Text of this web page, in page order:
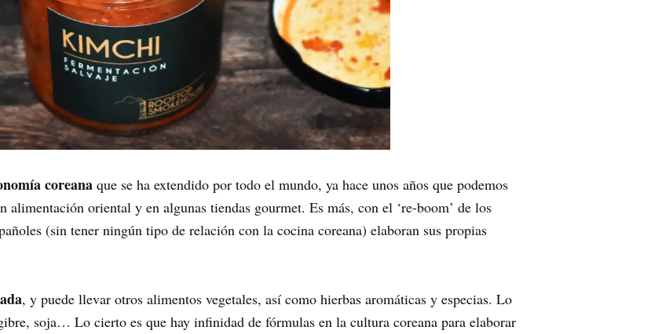
coreana que se ha extendido por todo el mundo, ya hace unos años que podemos
alimentación oriental y en algunas tiendas gourmet. Es más, con el ‘re-boom’ de los
(sin tener ningún tipo de relación con la cocina coreana) elaboran sus propias
, y puede llevar otros alimentos vegetales, así como hierbas aromáticas y especias. Lo
soja… Lo cierto es que hay infinidad de fórmulas en la cultura coreana para elaborar